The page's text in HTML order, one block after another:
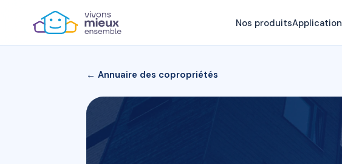
Nos produitsApplication
← Annuaire des copropriétés